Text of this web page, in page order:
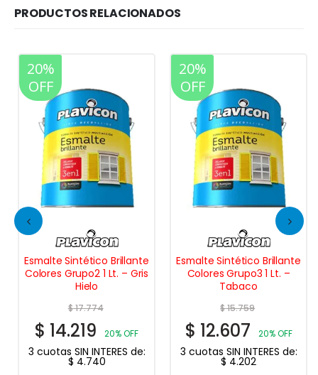
PRODUCTOS RELACIONADOS
20%
OFF
Esmalte Sintético Brillante
Colores Grupo2 1 Lt. – Gris
Hielo
$17.774
$ 14.219 20% OFF
3 cuotas SIN INTERES de:
$ 4.740
20%
OFF
Esmalte Sintético Brillante
Colores Grupo3 1 Lt. –
Tabaco
$15.759
$ 12.607 20% OFF
3 cuotas SIN INTERES de:
$ 4.202